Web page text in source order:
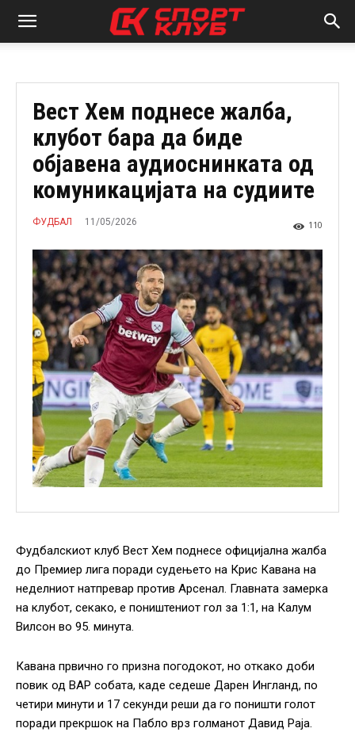
Вест Хем поднесе жалба,
клубот бара да биде
објавена аудиоснинката од
комуникацијата на судиите
ФУДБАЛ 11/05/2026 110
Фудбалскиот клуб Вест Хем поднесе официјална жалба
до Премиер лига поради судењето на Крис Кавана на
неделниот натпревар против Арсенал. Главната замерка
на клубот, секако, е поништениот гол за 1:1, на Калум
Вилсон во 95. минута.
Кавана првично го призна погодокот, но откако доби
повик од ВАР собата, каде седеше Дарен Ингланд, по
четири минути и 17 секунди реши да го поништи голот
поради прекршок на Пабло врз голманот Давид Раја.